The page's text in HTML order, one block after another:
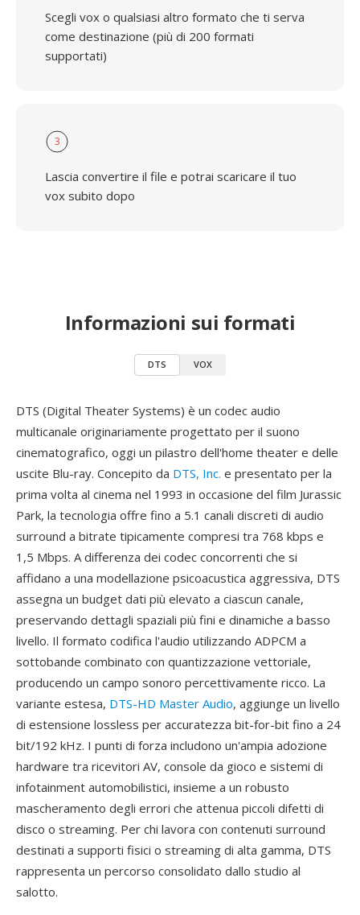
Scegli vox o qualsiasi altro formato che ti serva
come destinazione (più di 200 formati
supportati)
3
Lascia convertire il file e potrai scaricare il tuo
vox subito dopo
Informazioni sui formati
DTS VOX
DTS (Digital Theater Systems) è un codec audio
multicanale originariamente progettato per il suono
cinematografico, oggi un pilastro dell'home theater e delle
uscite Blu-ray. Concepito da DTS, Inc. e presentato per la
prima volta al cinema nel 1993 in occasione del film Jurassic
Park, la tecnologia offre fino a 5.1 canali discreti di audio
surround a bitrate tipicamente compresi tra 768 kbps e
1,5 Mbps. A differenza dei codec concorrenti che si
affidano a una modellazione psicoacustica aggressiva, DTS
assegna un budget dati più elevato a ciascun canale,
preservando dettagli spaziali più fini e dinamiche a basso
livello. Il formato codifica l'audio utilizzando ADPCM a
sottobande combinato con quantizzazione vettoriale,
producendo un campo sonoro percettivamente ricco. La
variante estesa, DTS-HD Master Audio, aggiunge un livello
di estensione lossless per accuratezza bit-for-bit fino a 24
bit/192 kHz. I punti di forza includono un'ampia adozione
hardware tra ricevitori AV, console da gioco e sistemi di
infotainment automobilistici, insieme a un robusto
mascheramento degli errori che attenua piccoli difetti di
disco o streaming. Per chi lavora con contenuti surround
destinati a supporti fisici o streaming di alta gamma, DTS
rappresenta un percorso consolidato dallo studio al
salotto.